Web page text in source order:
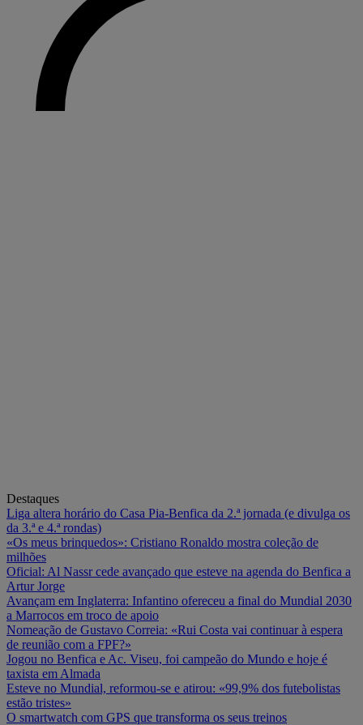
Destaques
Liga altera horário do Casa Pia-Benfica da 2.ª jornada (e divulga os
da 3.ª e 4.ª rondas)
«Os meus brinquedos»: Cristiano Ronaldo mostra coleção de
milhões
Oficial: Al Nassr cede avançado que esteve na agenda do Benfica a
Artur Jorge
Avançam em Inglaterra: Infantino ofereceu a final do Mundial 2030
a Marrocos em troco de apoio
Nomeação de Gustavo Correia: «Rui Costa vai continuar à espera
de reunião com a FPF?»
Jogou no Benfica e Ac. Viseu, foi campeão do Mundo e hoje é
taxista em Almada
Esteve no Mundial, reformou-se e atirou: «99,9% dos futebolistas
estão tristes»
O smartwatch com GPS que transforma os seus treinos